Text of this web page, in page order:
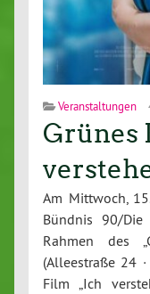
Veranstaltungen
Grünes
Am Mittwoch,
Bündnis 90/
Rahmen des
(Alleestraße 24
Film „Ich